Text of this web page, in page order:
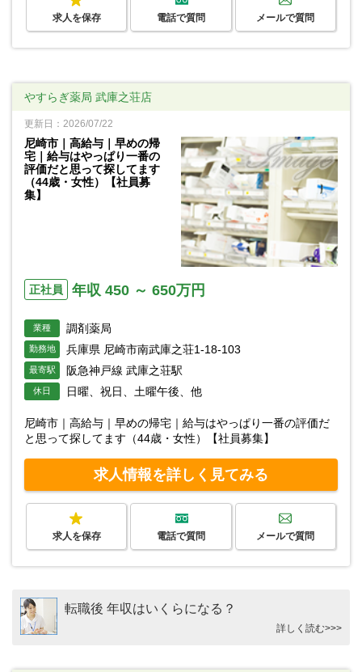
求人を保存 電話で質問 メールで質問
やすらぎ薬局 武庫之荘店
更新日：2026/07/22
尼崎市｜高給与｜早めの帰
宅｜給与はやっぱり一番の
評価だと思って探してます
（44歳・女性）【社員募
集】
正社員 年収 450 ～ 650万円
業種 調剤薬局
勤務地 兵庫県 尼崎市南武庫之荘1-18-103
最寄駅 阪急神戸線 武庫之荘駅
休日 日曜、祝日、土曜午後、他
尼崎市｜高給与｜早めの帰宅｜給与はやっぱり一番の評価だ
と思って探してます（44歳・女性）【社員募集】
求人情報を詳しく見てみる
求人を保存 電話で質問 メールで質問
転職後 年収はいくらになる？
詳しく読む>>>